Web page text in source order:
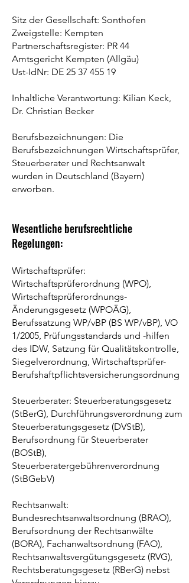
Sitz der Gesellschaft: Sonthofen
Zweigstelle: Kempten
Partnerschaftsregister: PR 44
Amtsgericht Kempten (Allgäu)
Ust-IdNr: DE 25 37 455 19
Inhaltliche Verantwortung: Kilian Keck,
Dr. Christian Becker
Berufsbezeichnungen: Die
Berufsbezeichnungen Wirtschaftsprüfer,
Steuerberater und Rechtsanwalt
wurden in Deutschland (Bayern)
erworben.
Wesentliche berufsrechtliche
Regelungen:
Wirtschaftsprüfer:
Wirtschaftsprüferordnung (WPO),
Wirtschaftsprüferordnungs-
Änderungsgesetz (WPOÄG),
Berufssatzung WP/vBP (BS WP/vBP), VO
1/2005, Prüfungsstandards und -hilfen
des IDW, Satzung für Qualitätskontrolle,
Siegelverordnung, Wirtschaftsprüfer-
Berufshaftpflichtsversicherungsordnung
Steuerberater: Steuerberatungsgesetz
(StBerG), Durchführungsverordnung zum
Steuerberatungsgesetz (DVStB),
Berufsordnung für Steuerberater
(BOStB),
Steuerberatergebührenverordnung
(StBGebV)
Rechtsanwalt:
Bundesrechtsanwaltsordnung (BRAO),
Berufsordnung der Rechtsanwälte
(BORA), Fachanwaltsordnung (FAO),
Rechtsanwaltsvergütungsgesetz (RVG),
Rechtsberatungsgesetz (RBerG) nebst